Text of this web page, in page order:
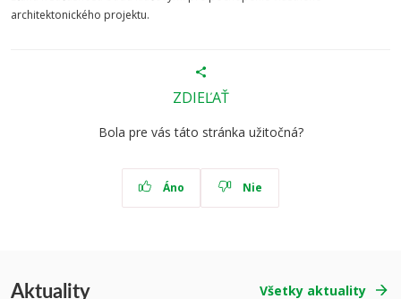
architektonického projektu.
ZDIEĽAŤ
Bola pre vás táto stránka užitočná?
Áno Nie
Aktuality Všetky aktuality